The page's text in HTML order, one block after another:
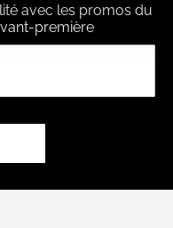
avec les promos du
première